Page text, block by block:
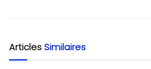
ArticlesSimilaires